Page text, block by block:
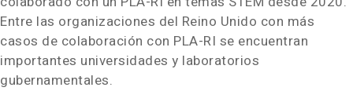
Entre las organizaciones del Reino Unido con más
casos de colaboración con PLA-RI se encuentran
importantes universidades y laboratorios
gubernamentales.